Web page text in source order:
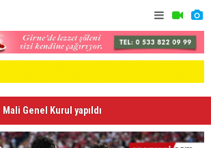
Genel Kurul yapıldı